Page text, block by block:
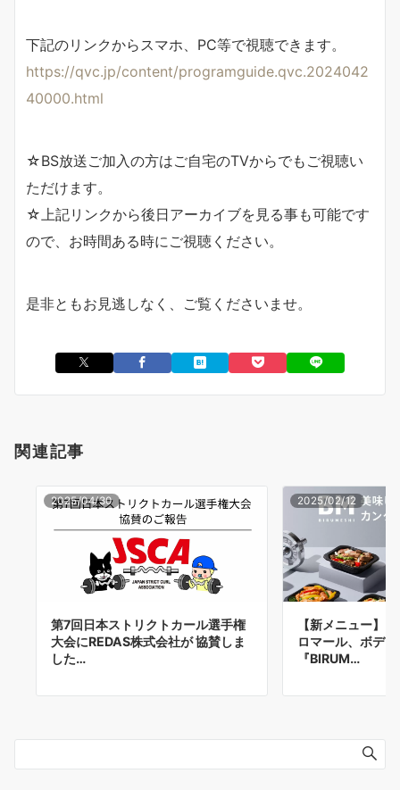
下記のリンクからスマホ、PC等で視聴できます。
https://qvc.jp/content/programguide.qvc.2024042
40000.html
☆BS放送ご加入の方はご自宅のTVからでもご視聴い
ただけます。
☆上記リンクから後日アーカイブを見る事も可能です
ので、お時間ある時にご視聴ください。
是非ともお見逃しなく、ご覧くださいませ。
関連記事
2025/04/30
第7回日本ストリクトカール選手権
大会にREDAS株式会社が 協賛しま
した…
2025/02/12
【新メニュー】
ロマール、ボデ
『BIRUM…